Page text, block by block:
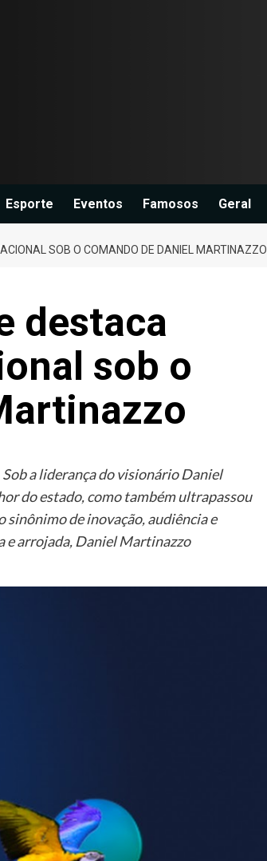
Esporte Eventos Famosos Geral
SOB O COMANDO DE DANIEL MARTINAZZO
destaca
sob o
a liderança do visionário Daniel
do estado, como também ultrapassou
de inovação, audiência e
e arrojada, Daniel Martinazzo